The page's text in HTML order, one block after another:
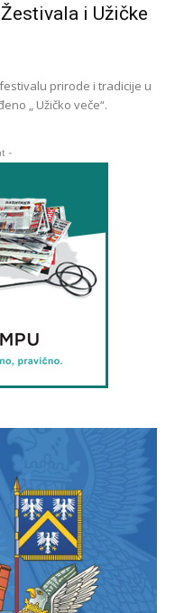
i Užičke
prirode i tradicije u
„ Užičko veče“.
-